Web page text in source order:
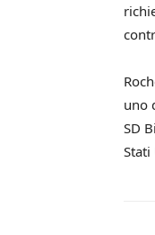
uno
SD
Stati